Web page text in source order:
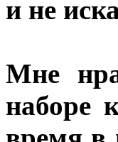
и не
Мне
наборе